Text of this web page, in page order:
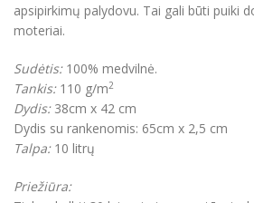
apsipirkimų palydovu. Tai gali būti puiki
moteriai.
Sudėtis: 100% medvilnė.
Tankis:110 g/m2
Dydis:38cm x 42 cm
Dydis su rankenomis: 65cm x 2,5 cm
Talpa:10 litrų
Priežiūra: